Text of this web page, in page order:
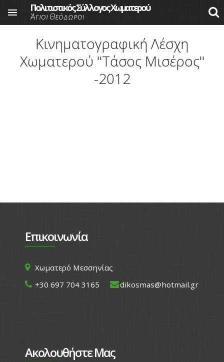
 Πολιτιστικός Σύλλογος Χωματερού
Άγιοι Θεόδωροι
Κινηματογραφική Λέσχη
Χωματερού ''Τάσος Μισέρος''
-2012
Επικοινωνία
Χωματερό Μεσσηνίας
+30 697 704 3165
dikosmas@hotmail.gr
Ακολουθήστε Μας